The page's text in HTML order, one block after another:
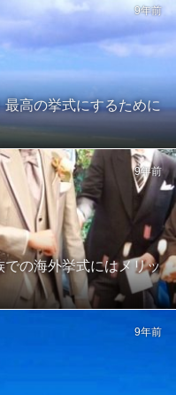
高の挙式にするために
9年前
の海外挙式にはメリッ
9年前
9年前